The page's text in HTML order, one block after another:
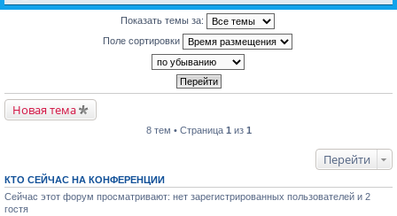
Показать темы за:
Поле сортировки
Новая тема
8 тем • Страница 1 из 1
Перейти
КТО СЕЙЧАС НА КОНФЕРЕНЦИИ
Сейчас этот форум просматривают: нет зарегистрированных пользователей и 2
гостя